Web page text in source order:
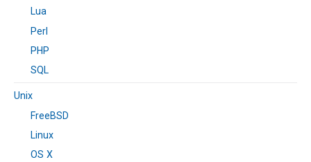
Lua
Perl
PHP
SQL
Unix
FreeBSD
Linux
OS X